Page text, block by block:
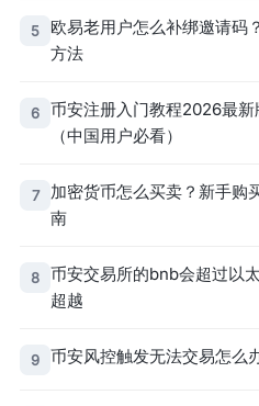
5
欧易老用户怎么补绑邀请码
方法
6
币安注册入门教程2026最
（中国用户必看）
7
加密货币怎么买卖？新手购
南
8
币安交易所的bnb会超过以
超越
9 币安风控触发无法交易怎么